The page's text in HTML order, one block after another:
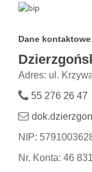
Dane kontaktowe
Adres: ul.
55 276 26 47
NIP:
Nr. Konta: 46